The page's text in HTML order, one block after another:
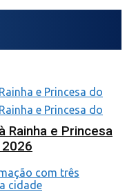
Rainha e Princesa
2026